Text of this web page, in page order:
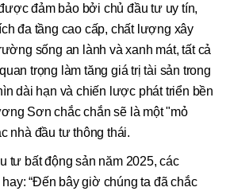
đảm bảo bởi chủ đầu tư uy tín,
đa tầng cao cấp, chất lượng xây
sống an lành và xanh mát, tất cả
trọng làm tăng giá trị tài sản trong
dài hạn và chiến lược phát triển bền
Sơn chắc chắn sẽ là một "mỏ
nhà đầu tư thông thái.
tư bất động sản năm 2025, các
“Đến bây giờ chúng ta đã chắc